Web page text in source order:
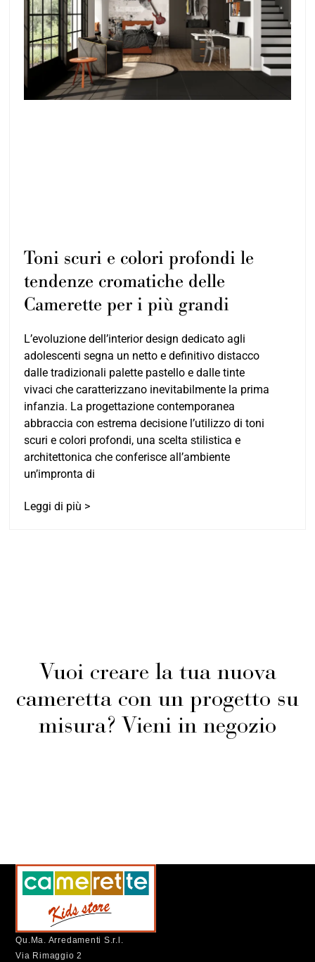
Toni scuri e colori profondi le
tendenze cromatiche delle
Camerette per i più grandi
L’evoluzione dell’interior design dedicato agli
adolescenti segna un netto e definitivo distacco
dalle tradizionali palette pastello e dalle tinte
vivaci che caratterizzano inevitabilmente la prima
infanzia. La progettazione contemporanea
abbraccia con estrema decisione l’utilizzo di toni
scuri e colori profondi, una scelta stilistica e
architettonica che conferisce all’ambiente
un’impronta di
Leggi di più >
Vuoi creare la tua nuova
cameretta con un progetto su
misura? Vieni in negozio
Qu.Ma. Arredamenti S.r.l.
Via Rimaggio 2